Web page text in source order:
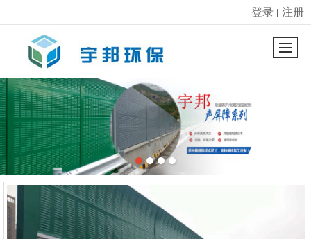
很遗憾，因您的浏览器版本过低导致无法获得最佳浏览体验，推荐下载安装谷歌浏览器！
登录 丨 注册